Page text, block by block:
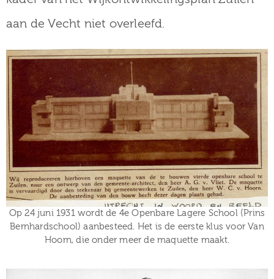
aan de Vecht niet overleefd.
Op 24 juni 1931 wordt de 4e Openbare Lagere School (Prins
Bernhardschool) aanbesteed. Het is de eerste klus voor Van
Hoorn, die onder meer de maquette maakt.